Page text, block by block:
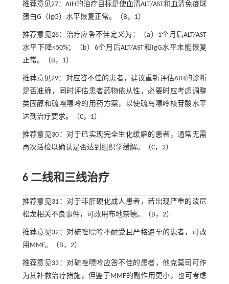
推荐意见27：AIH的治疗目标是使血清ALT/AST和血清免疫球
蛋白G（IgG）水平恢复正常。（B，1）
推荐意见28：治疗应答不佳定义为：（a）1个月后ALT/AST
水平下降<50%；（b）6个月后ALT/AST和IgG水平未能恢复
正常。（B，1）
推荐意见29：对应答不佳的患者，建议重新评估AIH的诊断
是否准确，同时评估患者药物依从性，必要时应考虑调整
类固醇和硫唑嘌呤的用药方案，以使硫鸟嘌呤核苷酸水平
达到治疗要求。（C，1）
推荐意见30：对于已实现完全生化缓解的患者，通常无需
再次活检以确认是否达到组织学缓解。（C，2）
6 二线和三线治疗
推荐意见31：对于非肝硬化成人患者，若出现严重的泼尼
松龙相关不良事件，可改用布地奈德。（B，2）
推荐意见32：对硫唑嘌呤不耐受且严格避孕的患者，可改
用MMF。（B，2）
推荐意见33：对硫唑嘌呤应答不佳的患者，他克莫司可作
为其补救治疗措施，但鉴于MMF的副作用更小，也可考虑